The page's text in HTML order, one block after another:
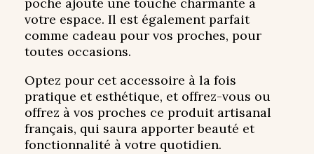
poche ajoute une touche charmante à
votre espace. Il est également parfait
comme cadeau pour vos proches, pour
toutes occasions.
Optez pour cet accessoire à la fois
pratique et esthétique, et offrez-vous ou
offrez à vos proches ce produit artisanal
français, qui saura apporter beauté et
fonctionnalité à votre quotidien.